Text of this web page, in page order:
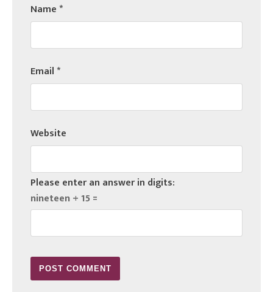
Name*
Email*
Website
Please enter an answer in digits:
nineteen + 15 =